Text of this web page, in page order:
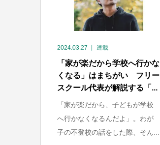
2024.03.27 連載
「家が楽だから学校へ行かな
くなる」はまちがい フリー
スクール代表が解説する「...
「家が楽だから、子どもが学校
へ行かなくなるんだよ」。わが
子の不登校の話をした際、そん...